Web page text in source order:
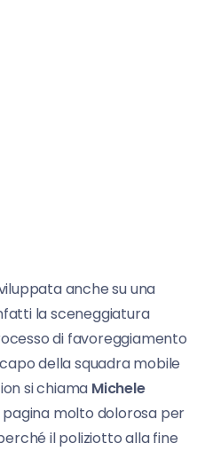
anche su una
la sceneggiatura
di favoreggiamento
della squadra mobile
si chiama Michele
molto dolorosa per
il poliziotto alla fine